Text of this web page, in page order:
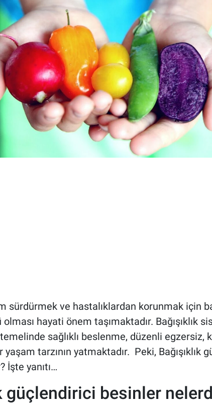
sürdürmek ve hastalıklardan korunmak için
hayati önem taşımaktadır. Bağışıklık
sağlıklı beslenme, düzenli egzersiz,
tarzının yatmaktadır. Peki, Bağışıklık
İşte yanıtı…
güçlendirici besinler